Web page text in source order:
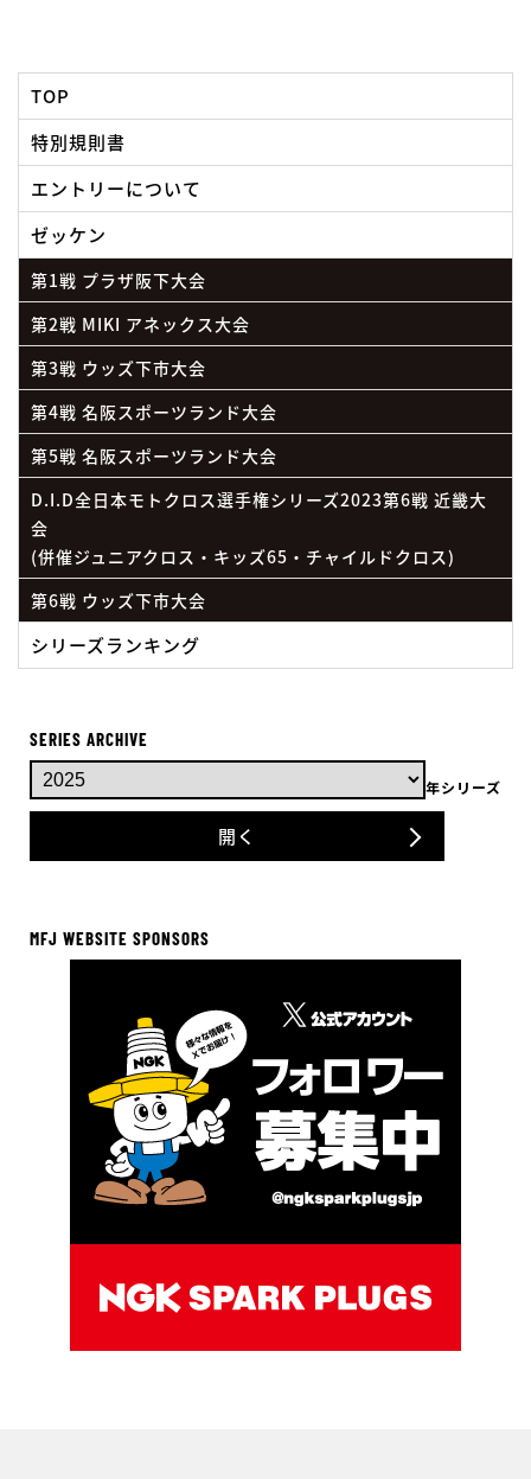
TOP
特別規則書
エントリーについて
ゼッケン
第1戦 プラザ阪下大会
第2戦 MIKI アネックス大会
第3戦 ウッズ下市大会
第4戦 名阪スポーツランド大会
第5戦 名阪スポーツランド大会
D.I.D全日本モトクロス選手権シリーズ2023第6戦 近畿大
会
(併催ジュニアクロス・キッズ65・チャイルドクロス)
第6戦 ウッズ下市大会
シリーズランキング
SERIES ARCHIVE
年シリーズ
開く
MFJ WEBSITE SPONSORS